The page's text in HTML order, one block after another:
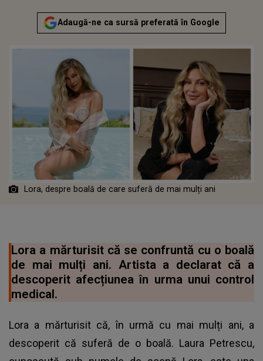
Adaugă-ne ca sursă preferată în Google
Lora, despre boală de care suferă de mai mulți ani
Lora a mărturisit că se confruntă cu o boală
de mai mulți ani. Artista a declarat că a
descoperit afecțiunea în urma unui control
medical.
Lora a mărturisit că, în urmă cu mai mulți ani, a
descoperit că suferă de o boală. Laura Petrescu,